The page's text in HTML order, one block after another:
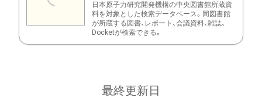
日本原子力研究開発機構の中央図書館所蔵資
料を対象とした検索データベース。同図書館
が所蔵する図書、レポート、会議資料、雑誌、
Docketが検索できる。
最終更新日